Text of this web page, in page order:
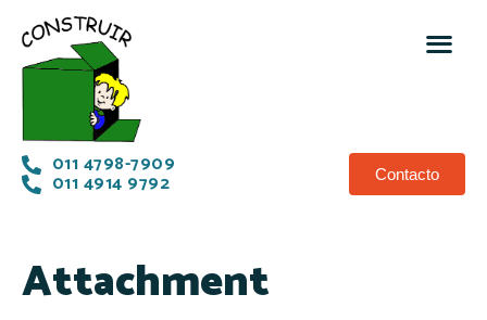
011 4798-7909
011 4914 9792 Contacto
Attachment